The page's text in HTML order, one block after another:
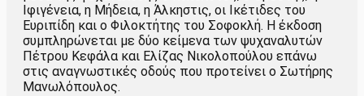
Ιφιγένεια, η Μήδεια, η Άλκηστις, οι Ικέτιδες του
Ευριπίδη και ο Φιλοκτήτης του Σοφοκλή. Η έκδοση
συμπληρώνεται με δύο κείμενα των ψυχαναλυτών
Πέτρου Κεφάλα και Ελίζας Νικολοπούλου επάνω
στις αναγνωστικές οδούς που προτείνει ο Σωτήρης
Μανωλόπουλος.